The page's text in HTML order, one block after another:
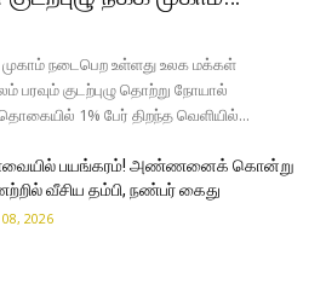
நடைபெற உள்ளது உலக மக்கள்
குடற்புழு தொற்று நோயால்
1% பேர் திறந்த வெளியில்...
பயங்கரம்! அண்ணனைக் கொன்று
வீசிய தம்பி, நண்பர் கைது
2026